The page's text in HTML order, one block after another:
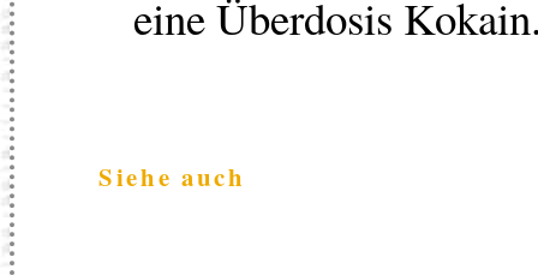
eine Überdosis
Siehe auch